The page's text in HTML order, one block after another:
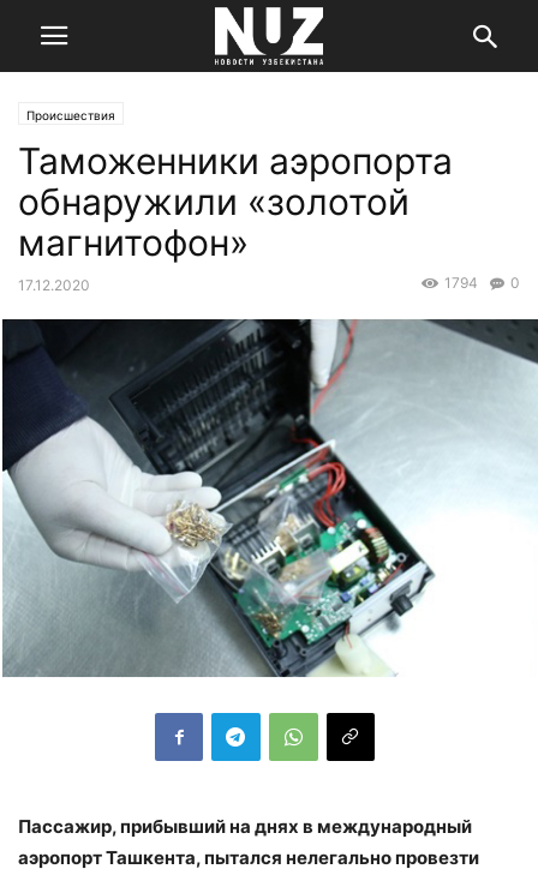
Происшествия
Таможенники аэропорта
обнаружили «золотой
магнитофон»
17.12.2020 0
1794
Пассажир, прибывший на днях в международный
аэропорт Ташкента, пытался нелегально провезти